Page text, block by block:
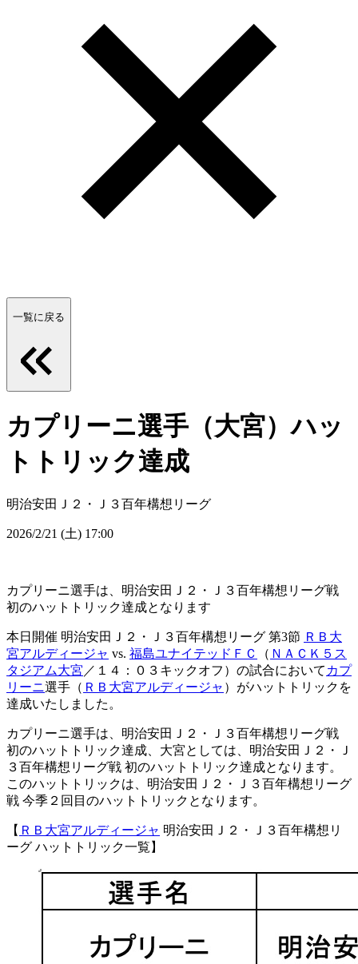
一覧に戻る
カプリーニ選手（大宮）ハッ
トトリック達成
明治安田Ｊ２・Ｊ３百年構想リーグ
2026/2/21 (土) 17:00
カプリーニ選手は、明治安田Ｊ２・Ｊ３百年構想リーグ戦
初のハットトリック達成となります
本日開催 明治安田Ｊ２・Ｊ３百年構想リーグ 第3節 ＲＢ大
宮アルディージャ vs. 福島ユナイテッドＦＣ （ ＮＡＣＫ５ス
タジアム大宮 ／１４：０３キックオフ）の試合において カプ
リーニ選手（ ＲＢ大宮アルディージャ ）がハットトリックを
達成いたしました。
カプリーニ選手は、明治安田Ｊ２・Ｊ３百年構想リーグ戦
初のハットトリック達成、大宮としては、明治安田Ｊ２・Ｊ
３百年構想リーグ戦 初のハットトリック達成となります。
このハットトリックは、明治安田Ｊ２・Ｊ３百年構想リーグ
戦 今季２回目のハットトリックとなります。
【 ＲＢ大宮アルディージャ 明治安田Ｊ２・Ｊ３百年構想リ
ーグ ハットトリック一覧】